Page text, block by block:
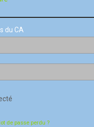
du CA
de passe perdu ?